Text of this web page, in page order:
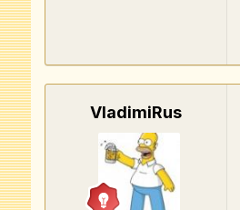
VladimiRus